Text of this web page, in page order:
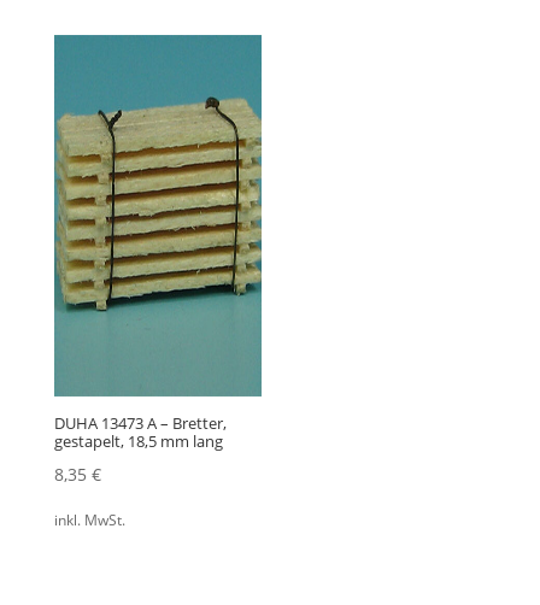
DUHA 13473 A – Bretter,
gestapelt, 18,5 mm lang
8,35 €
inkl. MwSt.